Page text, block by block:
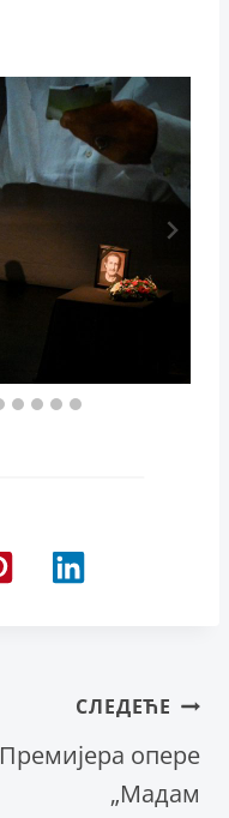
СЛЕДЕЋЕ
Премијера опере
„Мадам